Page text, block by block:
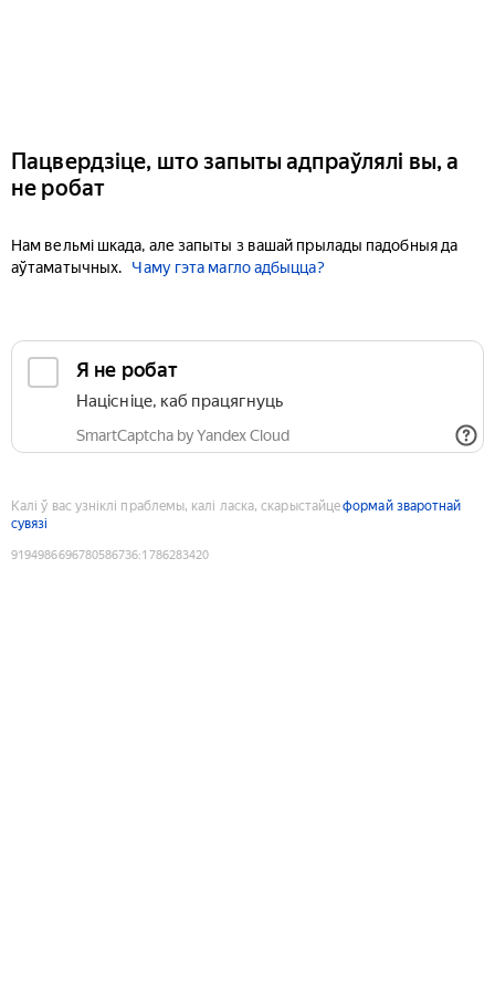
Пацвердзіце, што запыты адпраўлялі вы, а
не робат
Нам вельмі шкада, але запыты з вашай прылады падобныя да
аўтаматычных.
Чаму гэта магло адбыцца?
Я не робат
Націсніце, каб працягнуць
SmartCaptcha by Yandex Cloud
Калі ў вас узніклі праблемы, калі ласка, скарыстайцеформай зваротнай
сувязі
9194986696780586736:1786283420